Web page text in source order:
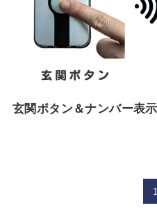
玄関ボタン＆ナンバー表
1